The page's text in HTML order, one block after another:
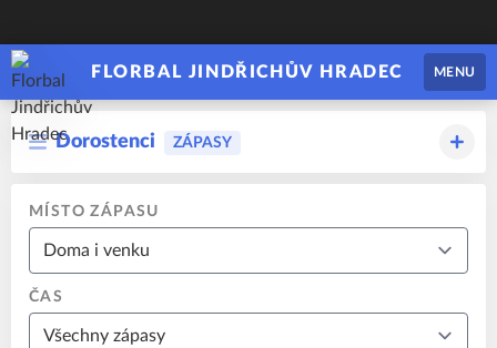
FLORBAL JINDŘICHŮV HRADEC MENU
Dorostenci ZÁPASY
MÍSTO ZÁPASU
ČAS